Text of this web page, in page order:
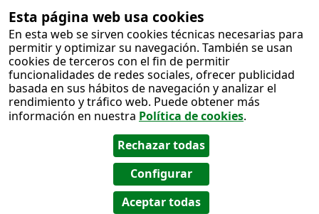
Esta página web usa cookies
En esta web se sirven cookies técnicas necesarias para
permitir y optimizar su navegación. También se usan
cookies de terceros con el fin de permitir
funcionalidades de redes sociales, ofrecer publicidad
basada en sus hábitos de navegación y analizar el
rendimiento y tráfico web. Puede obtener más
información en nuestra Política de cookies.